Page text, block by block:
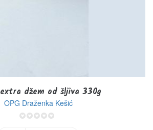
džem od šljiva 330g
OPG Draženka Kešić